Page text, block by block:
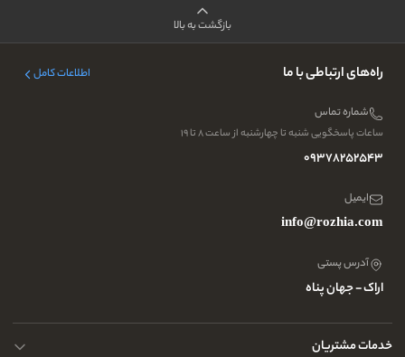
بازگشت به بالا
راه‌های ارتباطی با ما اطلاعات کامل
شماره تماس
ساعات پاسخگویی شنبه تا چهارشنبه از ساعت ۸ تا ۱۹
09378252543
ایمیل
info@rozhia.com
آدرس پستی
اراک - جهان پناه
خدمات مشتریان